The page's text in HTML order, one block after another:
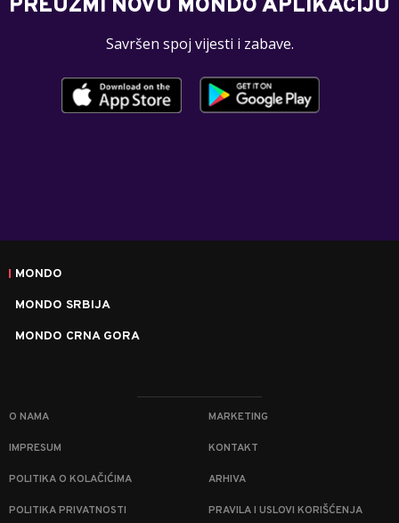
PREUZMI NOVU MONDO APLIKACIJU
Savršen spoj vijesti i zabave.
MONDO
MONDO SRBIJA
MONDO CRNA GORA
O NAMA MARKETING
IMPRESUM KONTAKT
POLITIKA O KOLAČIĆIMA ARHIVA
POLITIKA PRIVATNOSTI PRAVILA I USLOVI KORIŠĆENJA